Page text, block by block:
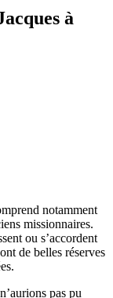
à
notamment
missionnaires.
ou s’accordent
de belles réserves
pas pu